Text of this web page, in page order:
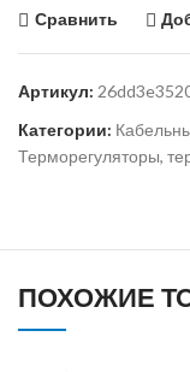
Сравнить
Артикул:
Категории:
Терморегуляторы,
ПОХОЖИЕ